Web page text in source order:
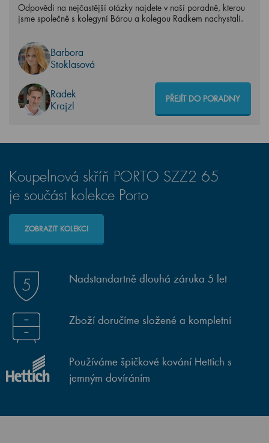
Odpovědi na nejčastější otázky najdete v naší poradně, kterou
jsme společně s kolegyní Bárou a kolegou Radkem nachystali.
Barbora
Stoklasová
Radek
Krajzl
PŘEJÍT DO PORADNY
Koupelnová skříň PORTO SZZ2 65
je součást kolekce Porto
ZOBRAZIT KOLEKCI
Nadstandartně dlouhá záruka 5 let
Zboží doručíme složené a kompletní
Používáme špičkové kování Hettich s
jemným dovíráním